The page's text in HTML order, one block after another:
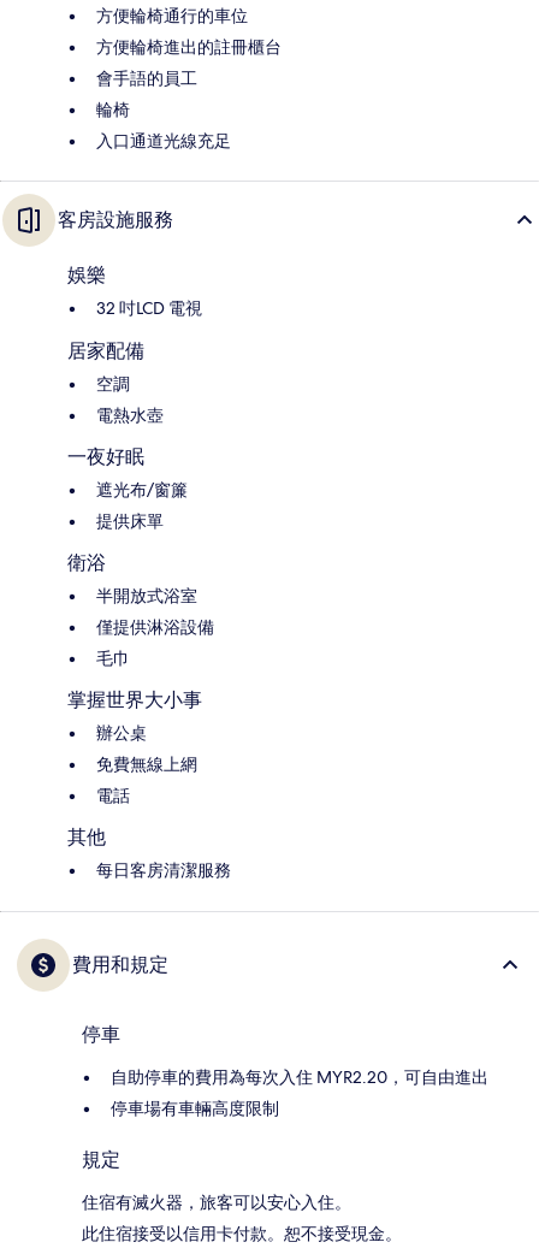
方便輪椅通行的車位
方便輪椅進出的註冊櫃台
會手語的員工
輪椅
入口通道光線充足
客房設施服務
娛樂
32 吋LCD 電視
居家配備
空調
電熱水壺
一夜好眠
遮光布/窗簾
提供床單
衛浴
半開放式浴室
僅提供淋浴設備
毛巾
掌握世界大小事
辦公桌
免費無線上網
電話
其他
每日客房清潔服務
費用和規定
停車
自助停車的費用為每次入住 MYR2.20，可自由進出
停車場有車輛高度限制
規定
住宿有滅火器，旅客可以安心入住。
此住宿接受以信用卡付款。恕不接受現金。